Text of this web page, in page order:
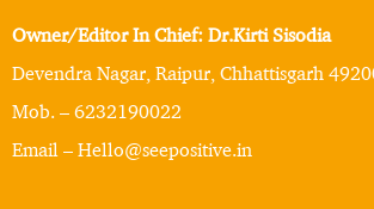
Owner/Editor In Chief: Dr.Kirti Sisodia
Devendra Nagar, Raipur, Chhattisgarh
Mob. – 6232190022
Email – Hello@seepositive.in